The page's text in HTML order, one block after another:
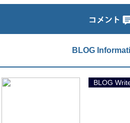
験３年以上＜東京/正社員＞
BLOG
BLOG